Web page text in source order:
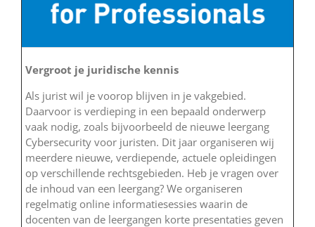
Vergroot je juridische kennis
Als jurist wil je voorop blijven in je vakgebied.
Daarvoor is verdieping in een bepaald onderwerp
vaak nodig, zoals bijvoorbeeld de nieuwe leergang
Cybersecurity voor juristen. Dit jaar organiseren wij
meerdere nieuwe, verdiepende, actuele opleidingen
op verschillende rechtsgebieden. Heb je vragen over
de inhoud van een leergang? We organiseren
regelmatig online informatiesessies waarin de
docenten van de leergangen korte presentaties geven